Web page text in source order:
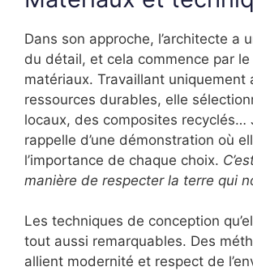
Dans son approche, l’architecte a
du détail, et cela commence par
matériaux. Travaillant uniquement
ressources durables, elle
locaux, des composites recyclés…
rappelle d’une démonstration où
l’importance de chaque choix.
manière de respecter la terre qui
Les techniques de conception
tout aussi remarquables. Des
allient modernité et respect de